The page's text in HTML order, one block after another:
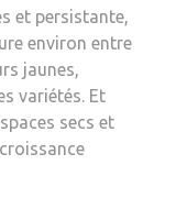
et persistante,
environ entre
jaunes,
variétés. Et
secs et